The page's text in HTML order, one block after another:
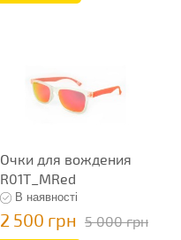
Очки для вождения
R01T_MRed
В наявності
2 500 грн 5 000 грн